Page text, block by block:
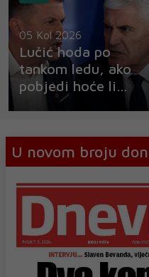
05 Kol 2026
Lučić hoda po
tankom ledu, ako
pobjedi hoće li
uhititi Čovića!?
U novom broju